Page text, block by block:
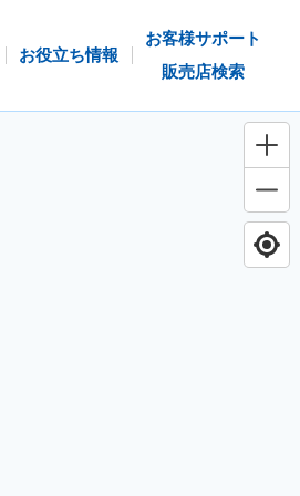
お役立ち情報
お客様サポート
販売店検索